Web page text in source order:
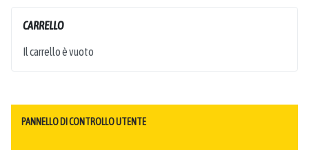
CARRELLO
Il carrello è vuoto
PANNELLO DI CONTROLLO UTENTE